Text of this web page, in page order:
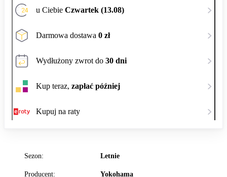
Sezon: Letnie
Producent: Yokohama
u Ciebie Czwartek (13.08)
Darmowa dostawa 0 zł
Wydłużony zwrot do 30 dni
Kup teraz, zapłać później
Kupuj na raty